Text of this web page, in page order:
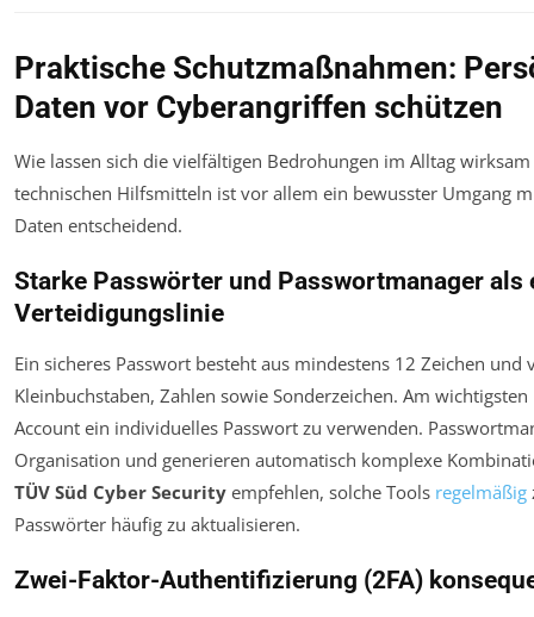
Praktische Schutzmaßnahmen:
Daten vor Cyberangriffen schützen
Wie lassen sich die vielfältigen Bedrohungen im Alltag
technischen Hilfsmitteln ist vor allem ein bewusster Umgang
Daten entscheidend.
Starke Passwörter und Passwortmanager als
Verteidigungslinie
Ein sicheres Passwort besteht aus mindestens 12 Zeichen und
Kleinbuchstaben, Zahlen sowie Sonderzeichen. Am
Account ein individuelles Passwort zu verwenden.
Organisation und generieren automatisch komplexe
TÜV Süd Cyber Security empfehlen, solche Tools regelmäßig
Passwörter häufig zu aktualisieren.
Zwei-Faktor-Authentifizierung (2FA)